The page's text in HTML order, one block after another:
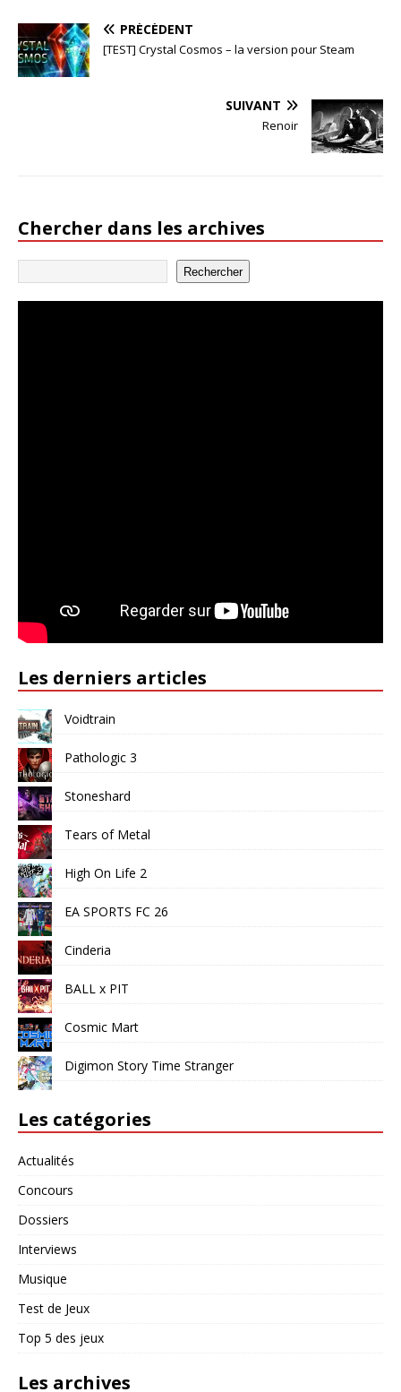
PRÉCÉDENT
[TEST] Crystal Cosmos – la version pour Steam
SUIVANT
Renoir
Chercher dans les archives
Rechercher
Les derniers articles
Voidtrain
Pathologic 3
Stoneshard
Tears of Metal
High On Life 2
EA SPORTS FC 26
Cinderia
BALL x PIT
Cosmic Mart
Digimon Story Time Stranger
Les catégories
Actualités
Concours
Dossiers
Interviews
Musique
Test de Jeux
Top 5 des jeux
Les archives